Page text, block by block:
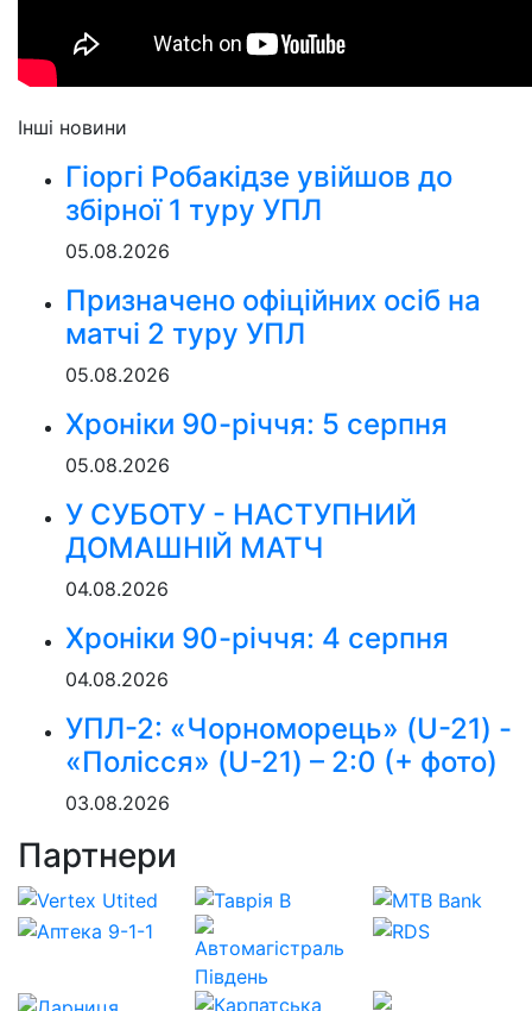
Інші новини
Гіоргі Робакідзе увійшов до
збірної 1 туру УПЛ
05.08.2026
Призначено офіційних осіб на
матчі 2 туру УПЛ
05.08.2026
Хроніки 90-річчя: 5 серпня
05.08.2026
У СУБОТУ - НАСТУПНИЙ
ДОМАШНІЙ МАТЧ
04.08.2026
Хроніки 90-річчя: 4 серпня
04.08.2026
УПЛ-2: «Чорноморець» (U-21) -
«Полісся» (U-21) – 2:0 (+ фото)
03.08.2026
Партнери